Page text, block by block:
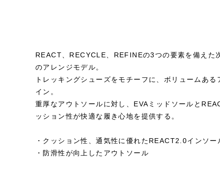
REACT、RECYCLE、REFINEの3つの要素を備え
のアレンジモデル。
トレッキングシューズをモチーフに、ボリュームあ
イン。
重厚なアウトソールに対し、EVAミッドソールと
ッション性が快適な履き心地を提供する。
・クッション性、通気性に優れたREACT2.0インソー
・防滑性が向上したアウトソール